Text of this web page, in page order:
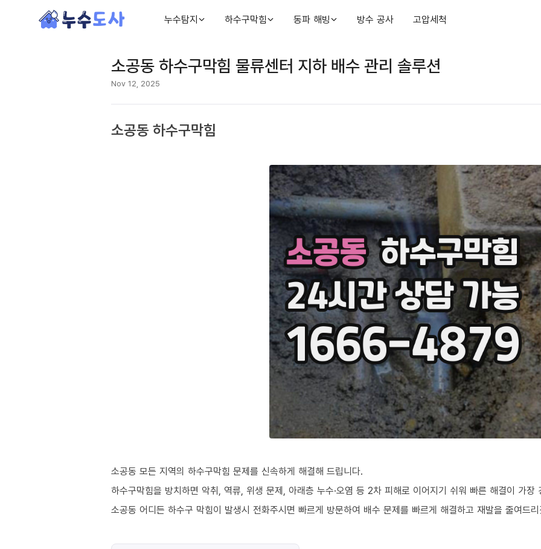
누수탐지 하수구막힘 동파 해빙 방수 공사 고압세척
소공동 하수구막힘 물류센터 지하 배수 관리 솔루션
Nov 12, 2025
소공동 하수구막힘
소공동 모든 지역의 하수구막힘 문제를 신속하게 해결해 드립니다.
하수구막힘을 방치하면 악취, 역류, 위생 문제, 아래층 누수·오염 등 2차 피해로 이어지기 쉬워 빠른 해결이 가장
소공동 어디든 하수구 막힘이 발생시 전화주시면 빠르게 방문하여 배수 문제를 빠르게 해결하고 재발을 줄여드리